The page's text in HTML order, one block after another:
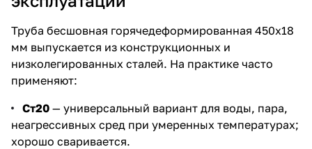
Труба бесшовная горячедеформированная 450х18
мм выпускается из конструкционных и
низколегированных сталей. На практике часто
применяют:
Ст20 — универсальный вариант для воды, пара,
неагрессивных сред при умеренных температурах;
хорошо сваривается.